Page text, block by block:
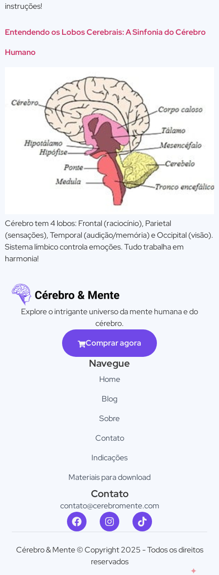
instruções!
Entendendo os Lobos Cerebrais: A Sinfonia do Cérebro
Humano
Cérebro tem 4 lobos: Frontal (raciocínio), Parietal
(sensações), Temporal (audição/memória) e Occipital (visão).
Sistema límbico controla emoções. Tudo trabalha em
harmonia!
Explore o intrigante universo da mente humana e do
cérebro.
Comprar agora
Navegue
Home
Blog
Sobre
Contato
Indicações
Materiais para download
Contato
contato@cerebromente.com​
Cérebro & Mente © Copyright 2025 - Todos os direitos
reservados